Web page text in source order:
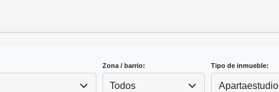
Zona / barrio:
Todos
Tipo de inmueble:
Apartaestudio